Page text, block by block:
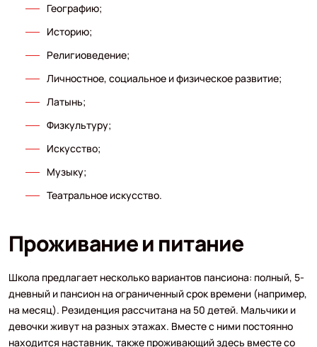
Географию;
Историю;
Религиоведение;
Личностное, социальное и физическое развитие;
Латынь;
Физкультуру;
Искусство;
Музыку;
Театральное искусство.
Проживание и питание
Школа предлагает несколько вариантов пансиона: полный, 5-
дневный и пансион на ограниченный срок времени (например,
на месяц). Резиденция рассчитана на 50 детей. Мальчики и
девочки живут на разных этажах. Вместе с ними постоянно
находится наставник, также проживающий здесь вместе со